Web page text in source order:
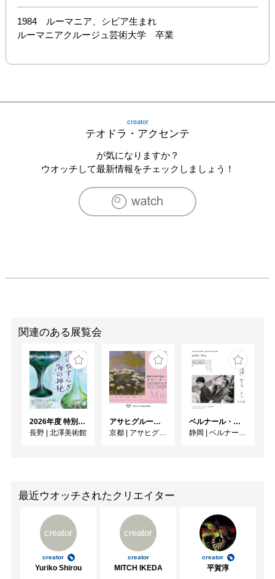
1984　ルーマニア、シビア生まれ
ルーマニアクルージュ芸術大学　卒業
creator
テオドラ・アクセンテ
が気になりますか？
ウオッチして最新情報をチェックしましょう！
関連のある展覧会
2026年度 特別展「ガレとドーム、アール･ヌーヴォーのガラス 水辺のやすらぎ、海の神秘」
長野 | 北澤美術館
アサヒグループ大山崎山荘美術館 開館30周年記念展「没後100年 クロード・モネ」
京都 | アサヒグループ大山崎山荘美術館
ベルナール・ビュフェと写真 ーカメラがとらえたビュフェとその時代、そして21 世紀へ
静岡 | ベルナール・ビュフェ美術館
最近ウオッチされたクリエイター
creator
creator
Yuriko Shirou
creator
creator
MITCH IKEDA
creator
平賀淳